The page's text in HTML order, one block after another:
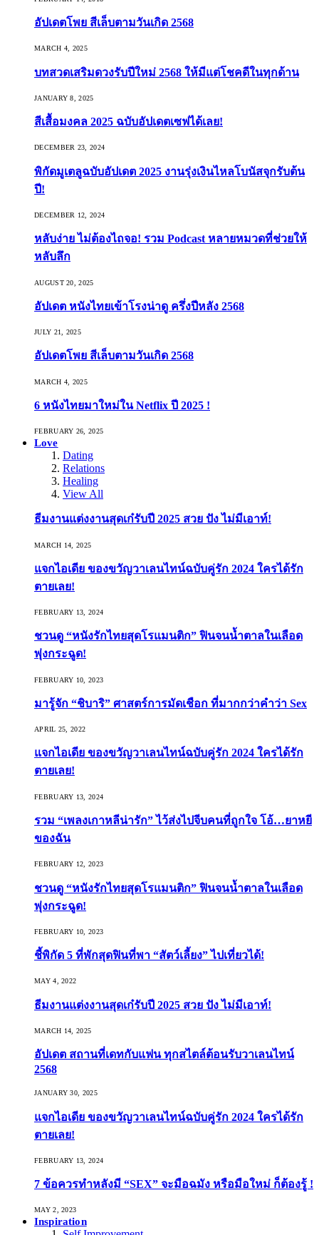
อัปเดตโพย สีเล็บตามวันเกิด 2568
MARCH 4, 2025
บทสวดเสริมดวงรับปีใหม่ 2568 ให้มีแต่โชคดีในทุกด้าน
JANUARY 8, 2025
สีเสื้อมงคล 2025 ฉบับอัปเดตเซฟได้เลย!
DECEMBER 23, 2024
พิกัดมูเตลูฉบับอัปเดต 2025 งานรุ่งเงินไหลโบนัสจุกรับต้น
ปี!
DECEMBER 12, 2024
หลับง่าย ไม่ต้องไถจอ! รวม Podcast หลายหมวดที่ช่วยให้
หลับลึก
AUGUST 20, 2025
อัปเดต หนังไทยเข้าโรงน่าดู ครึ่งปีหลัง 2568
JULY 21, 2025
อัปเดตโพย สีเล็บตามวันเกิด 2568
MARCH 4, 2025
6 หนังไทยมาใหม่ใน Netflix ปี 2025 !
FEBRUARY 26, 2025
Love
Dating
Relations
Healing
View All
ธีมงานแต่งงานสุดเก๋รับปี 2025 สวย ปัง ไม่มีเอาท์!
MARCH 14, 2025
แจกไอเดีย ของขวัญวาเลนไทน์ฉบับคู่รัก 2024 ใครได้รัก
ตายเลย!
FEBRUARY 13, 2024
ชวนดู “หนังรักไทยสุดโรแมนติก” ฟินจนน้ำตาลในเลือด
พุ่งกระฉูด!
FEBRUARY 10, 2023
มารู้จัก “ชิบาริ” ศาสตร์การมัดเชือก ที่มากกว่าคำว่า Sex
APRIL 25, 2022
แจกไอเดีย ของขวัญวาเลนไทน์ฉบับคู่รัก 2024 ใครได้รัก
ตายเลย!
FEBRUARY 13, 2024
รวม “เพลงเกาหลีน่ารัก” ไว้ส่งไปจีบคนที่ถูกใจ โอ้…ยาหยี
ของฉัน
FEBRUARY 12, 2023
ชวนดู “หนังรักไทยสุดโรแมนติก” ฟินจนน้ำตาลในเลือด
พุ่งกระฉูด!
FEBRUARY 10, 2023
ชี้พิกัด 5 ที่พักสุดฟินที่พา “สัตว์เลี้ยง” ไปเที่ยวได้!
MAY 4, 2022
ธีมงานแต่งงานสุดเก๋รับปี 2025 สวย ปัง ไม่มีเอาท์!
MARCH 14, 2025
อัปเดต สถานที่เดทกับแฟน ทุกสไตล์ต้อนรับวาเลนไทน์
2568
JANUARY 30, 2025
แจกไอเดีย ของขวัญวาเลนไทน์ฉบับคู่รัก 2024 ใครได้รัก
ตายเลย!
FEBRUARY 13, 2024
7 ข้อควรทำหลังมี “SEX” จะมือฉมัง หรือมือใหม่ ก็ต้องรู้ !
MAY 2, 2023
Inspiration